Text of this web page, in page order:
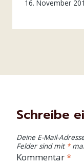
16. November
Schreibe
Deine E-Mail-
Felder sind mit *
Kommentar*